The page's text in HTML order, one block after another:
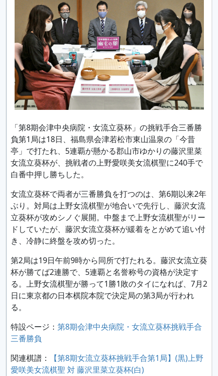
「第8期会津中央病院・女流立葵杯」の挑戦手合三番勝
負第1局は18日、福島県会津若松市東山温泉の「今昔
亭」で打たれ、5連覇が懸かる郡山市ゆかりの藤沢里菜
女流立葵杯が、挑戦者の上野愛咲美女流棋聖に240手で
白番中押し勝ちした。
女流立葵杯で両者が三番勝負を打つのは、第6期以来2年
ぶり。対局は上野女流棋聖が地合いで先行し、藤沢女流
立葵杯が攻めシノぐ展開。中盤まで上野女流棋聖がリー
ドしていたが、藤沢女流立葵杯が緩着をとがめて追い付
き、冷静に終盤を攻め切った。
第2局は19日午前9時から同所で打たれる。藤沢女流立葵
杯が勝てば2連勝で、5連覇と名誉称号の資格が決定す
る。上野女流棋聖が勝って1勝1敗のタイになれば、7月2
日に東京都の日本棋院本院で決定局の第3局が行われ
る。
特設ページ： 第8期会津中央病院・女流立葵杯挑戦手合
三番勝負
関連棋譜：
【第8期女流立葵杯挑戦手合第1局】(黒)上野
愛咲美女流棋聖 対 藤沢里菜立葵杯(白)